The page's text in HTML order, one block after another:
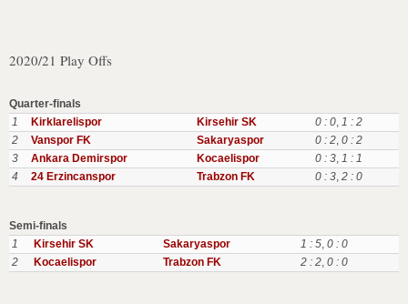
2020/21 Play Offs
Quarter-finals
1
Kirklarelispor Kirsehir SK 0 : 0, 1 : 2
2
Vanspor FK Sakaryaspor 0 : 2, 0 : 2
3
Ankara Demirspor Kocaelispor 0 : 3, 1 : 1
4
24 Erzincanspor Trabzon FK 0 : 3, 2 : 0
Semi-finals
1
Kirsehir SK Sakaryaspor 1 : 5, 0 : 0
2
Kocaelispor Trabzon FK 2 : 2, 0 : 0